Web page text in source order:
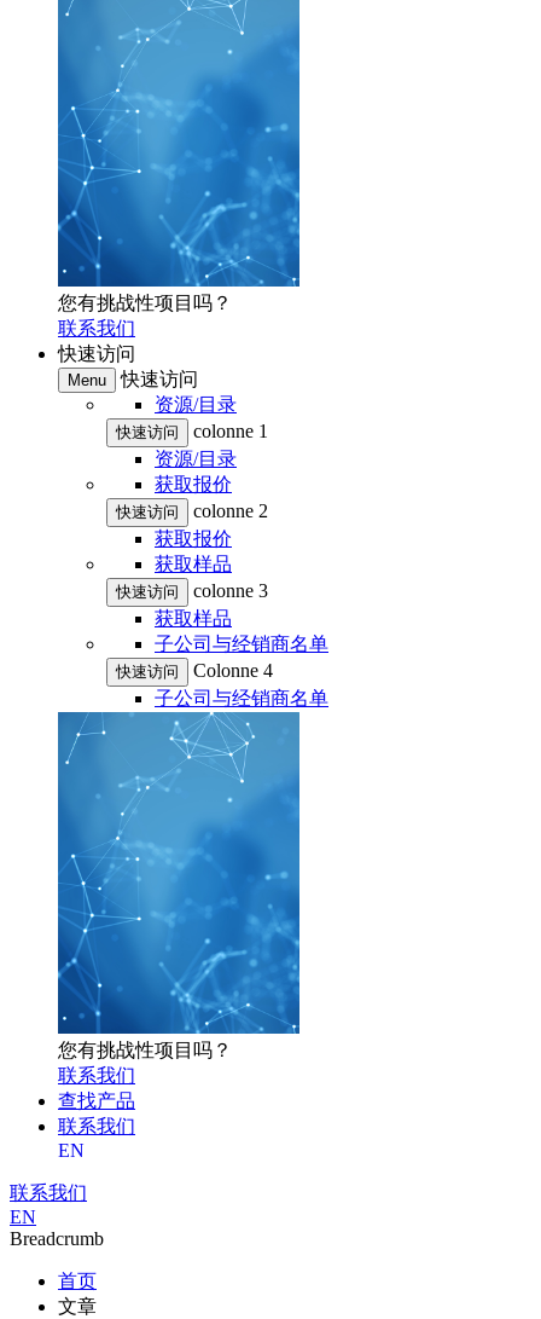
您有挑战性项目吗？
联系我们
快速访问
Menu
快速访问
资源/目录
快速访问
colonne 1
资源/目录
获取报价
快速访问
colonne 2
获取报价
获取样品
快速访问
colonne 3
获取样品
子公司与经销商名单
快速访问
Colonne 4
子公司与经销商名单
您有挑战性项目吗？
联系我们
查找产品
联系我们
EN
联系我们
EN
Breadcrumb
首页
文章